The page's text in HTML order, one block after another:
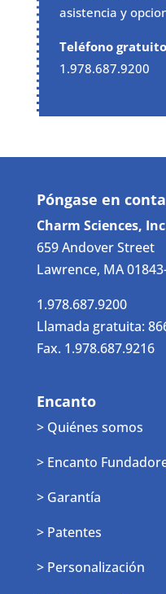
asistencia y
Teléfono
1.978.687.9200
Póngase en
Charm Sciences,
659 Andover Street
Lawrence, MA
1.978.687.9200
Llamada gratuita:
Fax. 1.978.687.9216
Encanto
> Quiénes somos
> Encanto
> Garantía
> Patentes
> Personalización